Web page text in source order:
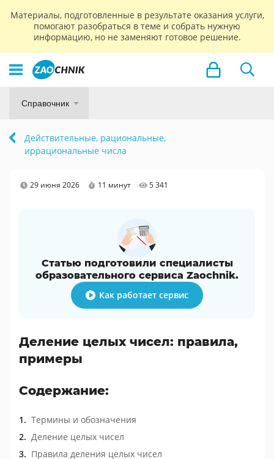
Материалы, подготовленные в результате оказания услуги,
помогают разобраться в теме и собрать нужную
информацию, но не заменяют готовое решение.
Справочник
Действительные, рациональные,
иррациональные числа
29 июня 2026 11 минут 5 341
Статью подготовили специалисты
образовательного сервиса Zaochnik.
Как работает сервис
Деление целых чисел: правила,
примеры
Содержание:
Термины и обозначения
Деление целых чисел
Правила деления целых чисел